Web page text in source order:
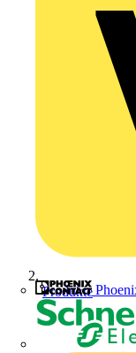
Produkte